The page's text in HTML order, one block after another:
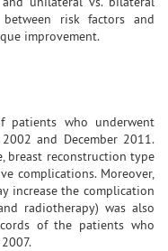
between risk factors and
improvement.
patients who underwent
and December 2011.
breast reconstruction type
complications. Moreover,
increase the complication
radiotherapy) was also
of the patients who